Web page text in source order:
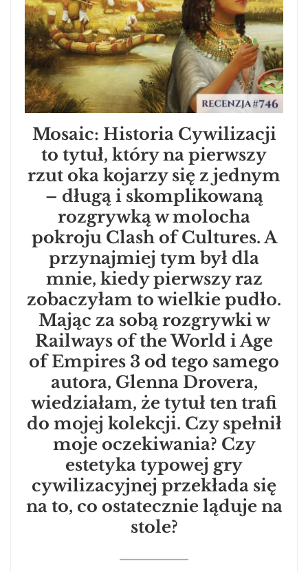
Mosaic: Historia Cywilizacji
to tytuł, który na pierwszy
rzut oka kojarzy się z jednym
– długą i skomplikowaną
rozgrywką w molocha
pokroju Clash of Cultures. A
przynajmiej tym był dla
mnie, kiedy pierwszy raz
zobaczyłam to wielkie pudło.
Mając za sobą rozgrywki w
Railways of the World i Age
of Empires 3 od tego samego
autora, Glenna Drovera,
wiedziałam, że tytuł ten trafi
do mojej kolekcji. Czy spełnił
moje oczekiwania? Czy
estetyka typowej gry
cywilizacyjnej przekłada się
na to, co ostatecznie ląduje na
stole?